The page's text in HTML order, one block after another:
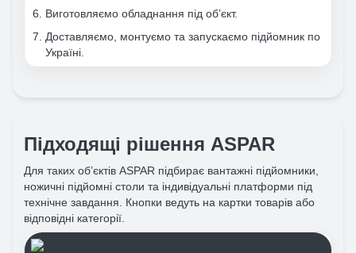
Виготовляємо обладнання під об’єкт.
Доставляємо, монтуємо та запускаємо підйомник по
Україні.
Підходящі рішення ASPAR
Для таких об’єктів ASPAR підбирає вантажні підйомники,
ножичні підйомні столи та індивідуальні платформи під
технічне завдання. Кнопки ведуть на картки товарів або
відповідні категорії.